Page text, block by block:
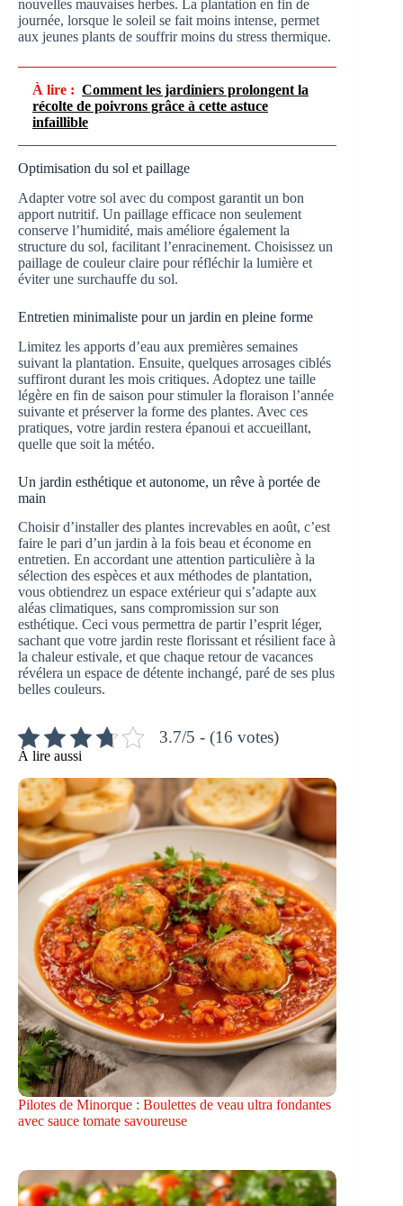
nouvelles mauvaises herbes. La plantation en fin de
journée, lorsque le soleil se fait moins intense, permet
aux jeunes plants de souffrir moins du stress thermique.
À lire : Comment les jardiniers prolongent la
récolte de poivrons grâce à cette astuce
infaillible
Optimisation du sol et paillage
Adapter votre sol avec du compost garantit un bon
apport nutritif. Un paillage efficace non seulement
conserve l’humidité, mais améliore également la
structure du sol, facilitant l’enracinement. Choisissez un
paillage de couleur claire pour réfléchir la lumière et
éviter une surchauffe du sol.
Entretien minimaliste pour un jardin en pleine forme
Limitez les apports d’eau aux premières semaines
suivant la plantation. Ensuite, quelques arrosages ciblés
suffiront durant les mois critiques. Adoptez une taille
légère en fin de saison pour stimuler la floraison l’année
suivante et préserver la forme des plantes. Avec ces
pratiques, votre jardin restera épanoui et accueillant,
quelle que soit la météo.
Un jardin esthétique et autonome, un rêve à portée de
main
Choisir d’installer des plantes increvables en août, c’est
faire le pari d’un jardin à la fois beau et économe en
entretien. En accordant une attention particulière à la
sélection des espèces et aux méthodes de plantation,
vous obtiendrez un espace extérieur qui s’adapte aux
aléas climatiques, sans compromission sur son
esthétique. Ceci vous permettra de partir l’esprit léger,
sachant que votre jardin reste florissant et résilient face à
la chaleur estivale, et que chaque retour de vacances
révélera un espace de détente inchangé, paré de ses plus
belles couleurs.
3.7/5 - (16 votes)
À lire aussi
Pilotes de Minorque : Boulettes de veau ultra fondantes
avec sauce tomate savoureuse